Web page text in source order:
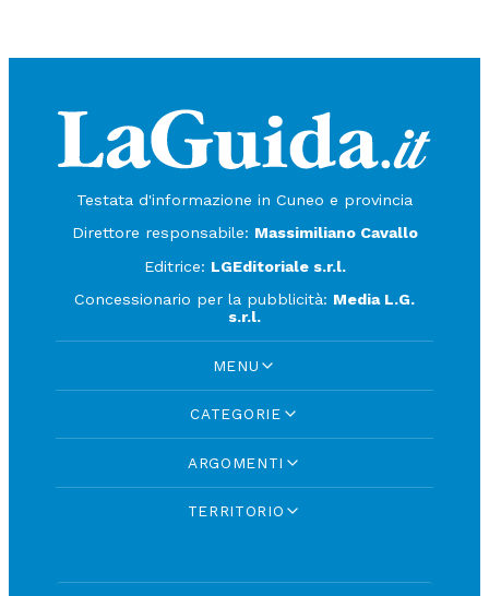
Testata d'informazione in Cuneo e provincia
Direttore responsabile: Massimiliano Cavallo
Editrice: LGEditoriale s.r.l.
Concessionario per la pubblicità: Media L.G.
s.r.l.
MENU
CATEGORIE
ARGOMENTI
TERRITORIO